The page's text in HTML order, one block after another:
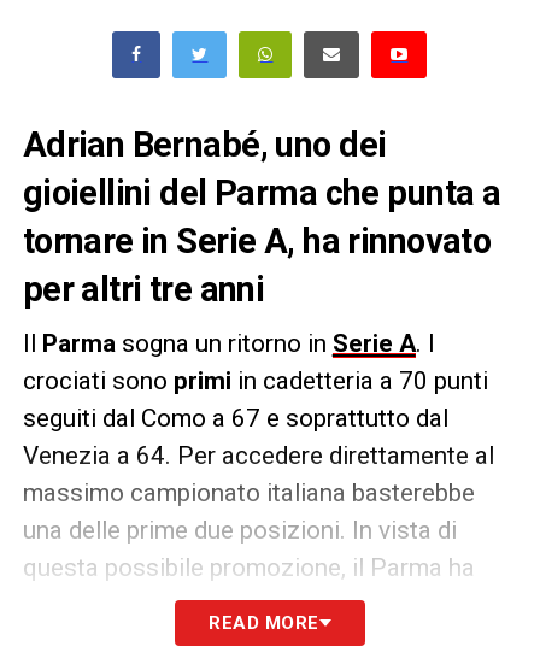
Adrian Bernabé, uno dei
gioiellini del Parma che punta a
tornare in Serie A, ha rinnovato
per altri tre anni
Il Parma sogna un ritorno in Serie A. I
crociati sono primi in cadetteria a 70 punti
seguiti dal Como a 67 e soprattutto dal
Venezia a 64. Per accedere direttamente al
massimo campionato italiana basterebbe
una delle prime due posizioni. In vista di
questa possibile promozione, il Parma ha
rinnovato il contratto di uno dei suoi migliori
giocatori ovvero AdrianBernabé
READ MORE